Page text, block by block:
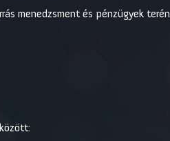
menedzsment és pénzügyek terén